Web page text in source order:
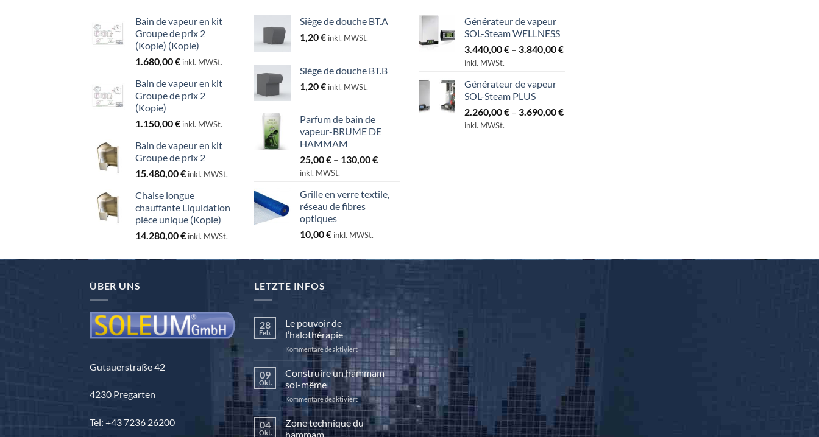
Bain de vapeur en kit
Groupe de prix 2
(Kopie) (Kopie)
1.680,00€ inkl. MWSt.
Bain de vapeur en kit
Groupe de prix 2
(Kopie)
1.150,00€ inkl. MWSt.
Bain de vapeur en kit
Groupe de prix 2
15.480,00€ inkl. MWSt.
Chaise longue
chauffante Liquidation
pièce unique (Kopie)
14.280,00€ inkl. MWSt.
Siège de douche BT.A
1,20€ inkl. MWSt.
Siège de douche BT.B
1,20€ inkl. MWSt.
Parfum de bain de
vapeur-BRUME DE
HAMMAM
25,00€ – 130,00€Preisspanne:
130,00 €
inkl. MWSt.
Grille en verre textile,
réseau de fibres
optiques
10,00€ inkl. MWSt.
Générateur de vapeur
SOL-Steam WELLNESS
3.440,00€ – 3.840,00€Preisspanne:
inkl. MWSt.
Générateur de vapeur
SOL-Steam PLUS
2.260,00€ – 3.690,00€Preisspanne:
inkl. MWSt.
ÜBER UNS
Gutauerstraße 42
4230 Pregarten
Tel: +43 7236 26200
LETZTE INFOS
28
Feb.
Le pouvoir de
l’halothérapie
Kommentare deaktiviertfür
Le
pouvoir
l’halothérapie
09
Okt.
Construire un hammam
soi-même
Kommentare deaktiviertfür
Construire
un
hammam
04
Okt.
Zone technique du
hammam